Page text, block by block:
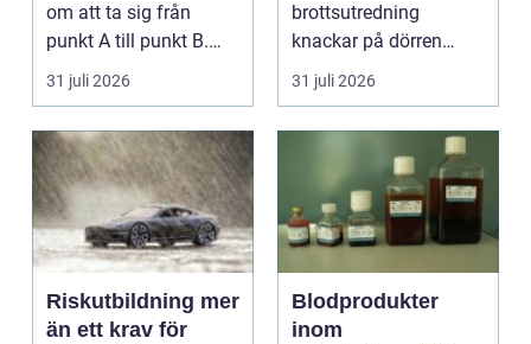
om att ta sig från
punkt A till punkt B.
För många är res...
31 juli 2026
brottsutredning
knackar på dörren
förändras vardagen
snabbt....
31 juli 2026
Riskutbildning mer
än ett krav för
Blodprodukter
inom